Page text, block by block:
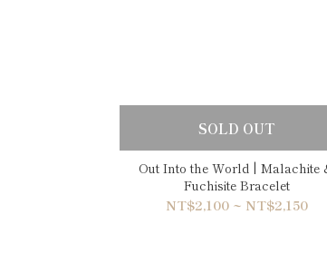
SOLD OUT
Out Into the World | Malachite
Fuchisite Bracelet
NT$2,100 ~ NT$2,150